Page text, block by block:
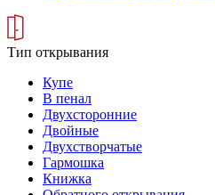
Тип открывания
Купе
В пенал
Двухсторонние
Двойные
Двухстворчатые
Гармошка
Книжка